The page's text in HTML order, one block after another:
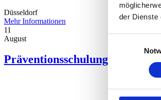
der Dienste
Düsseldorf
Mehr Informationen
11
August
Präventionsschulung